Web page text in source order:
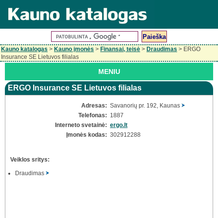
Kauno katalogas > Kauno įmonės > Finansai, teisė > Draudimas > ERGO
Insurance SE Lietuvos filialas
MENIU
ERGO Insurance SE Lietuvos filialas
Adresas: Savanorių pr. 192, Kaunas
Telefonas: 1887
Interneto svetainė: ergo.lt
Įmonės kodas: 302912288
Veiklos sritys:
Draudimas